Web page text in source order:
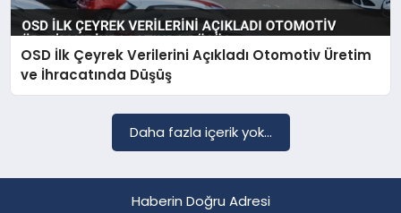
SAĞLIK
OSD İlk Çeyrek Verilerini Açıkladı Otomotiv Üretim
ve İhracatında Düşüş
Daha fazla içerik yok...
Haberin Doğru Adresi